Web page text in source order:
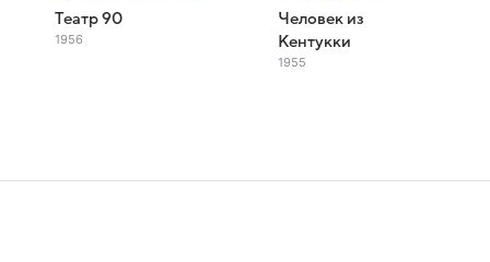
Театр 90
1956
Человек из
Кентукки
1955